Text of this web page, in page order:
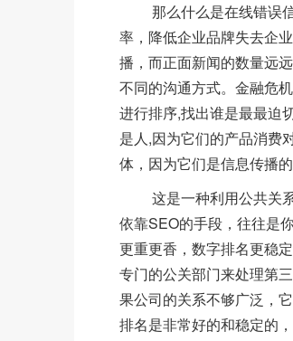
那么什么是在线错误信
率，降低企业品牌失去企
播，而正面新闻的数量远
不同的沟通方式。金融危
进行排序,找出谁是最最迫
是人,因为它们的产品消费
体，因为它们是信息传播的
这是一种利用公共关系
依靠SEO的手段，往往是
更重更香，数字排名更稳
专门的公关部门来处理第
果公司的关系不够广泛，
排名是非常好的和稳定的